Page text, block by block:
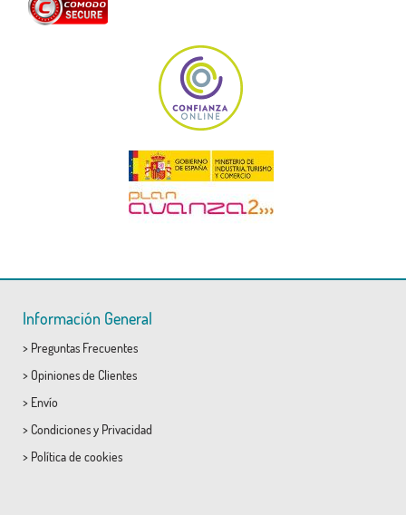
Información General
> Preguntas Frecuentes
> Opiniones de Clientes
> Envío
> Condicionesy Privacidad
> Política de cookies